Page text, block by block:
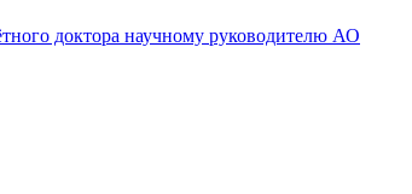
доктора научному руководителю АО